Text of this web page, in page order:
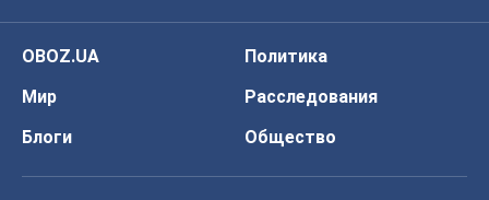
OBOZ.UA
Политика
Мир
Расследования
Блоги
Общество